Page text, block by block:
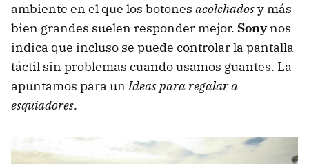
ambiente en el que los botones acolchadosy más
bien grandes suelen responder mejor. Sonynos
indica que incluso se puede controlar la pantalla
táctil sin problemas cuando usamos guantes. La
apuntamos para unIdeas para regalar a
esquiadores.